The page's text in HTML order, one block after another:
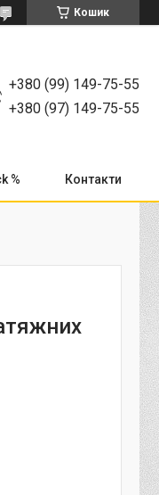
Кошик
+380 (99) 149-75-55
+380 (97) 149-75-55
% Контакти